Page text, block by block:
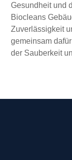
Gesundheit und
Biocleans
Zuverlässigkeit
gemeinsam
der Sauberkeit